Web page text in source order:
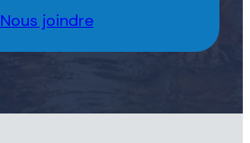
Nous joindre